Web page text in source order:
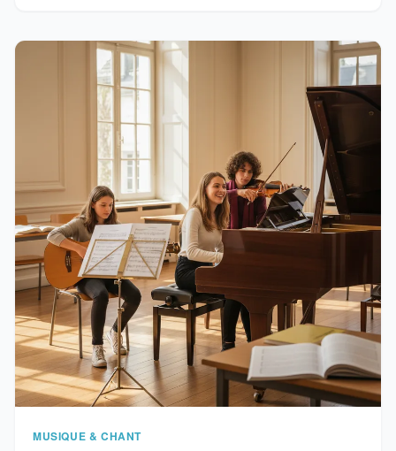
MUSIQUE & CHANT